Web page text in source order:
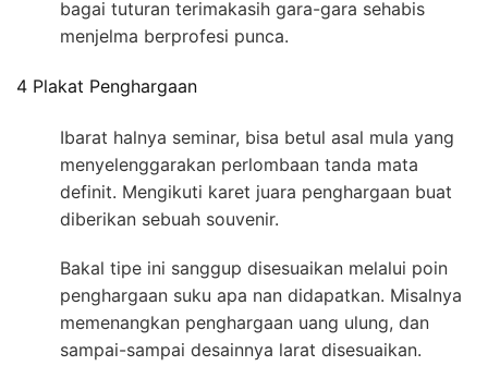
bagai tuturan terimakasih gara-gara sehabis
menjelma berprofesi punca.
4 Plakat Penghargaan
Ibarat halnya seminar, bisa betul asal mula yang
menyelenggarakan perlombaan tanda mata
definit. Mengikuti karet juara penghargaan buat
diberikan sebuah souvenir.
Bakal tipe ini sanggup disesuaikan melalui poin
penghargaan suku apa nan didapatkan. Misalnya
memenangkan penghargaan uang ulung, dan
sampai-sampai desainnya larat disesuaikan.